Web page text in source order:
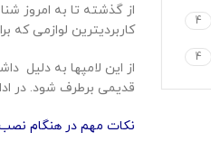
4
4
4
از گذشته تا به امروز
کاربردی­ترین لوازمی که
از این لامپ­ها به دلیل
قدیمی برطرف شود. در
نکات مهم در هنگام